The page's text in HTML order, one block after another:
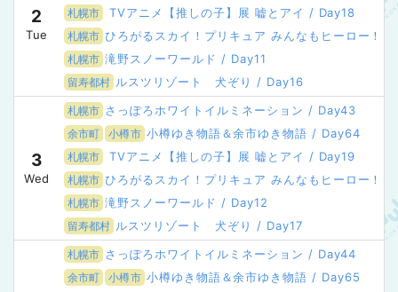
2
Tue
札幌市 TVアニメ【推しの子】展 嘘とアイ / Day18
札幌市 ひろがるスカイ！プリキュア みんなもヒーロー！
札幌市 滝野スノーワールド / Day11
留寿都村 ルスツリゾート 犬ぞり / Day16
3
Wed
札幌市 さっぽろホワイトイルミネーション / Day43
余市町 小樽市 小樽ゆき物語＆余市ゆき物語 / Day64
札幌市 TVアニメ【推しの子】展 嘘とアイ / Day19
札幌市 ひろがるスカイ！プリキュア みんなもヒーロー！
札幌市 滝野スノーワールド / Day12
留寿都村 ルスツリゾート 犬ぞり / Day17
札幌市 さっぽろホワイトイルミネーション / Day44
余市町 小樽市 小樽ゆき物語＆余市ゆき物語 / Day65